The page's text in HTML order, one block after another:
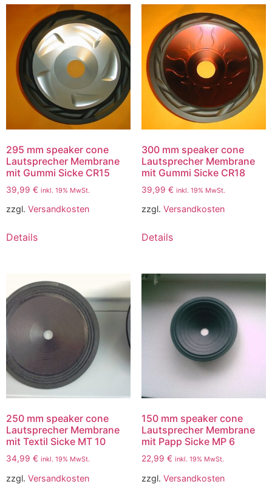
295 mm speaker cone
Lautsprecher Membrane
mit Gummi Sicke CR15
39,99 € inkl. 19% MwSt.
zzgl. Versandkosten
Details
300 mm speaker cone
Lautsprecher Membrane
mit Gummi Sicke CR18
39,99 € inkl. 19% MwSt.
zzgl. Versandkosten
Details
250 mm speaker cone
Lautsprecher Membrane
mit Textil Sicke MT 10
34,99 € inkl. 19% MwSt.
zzgl. Versandkosten
150 mm speaker cone
Lautsprecher Membrane
mit Papp Sicke MP 6
22,99 € inkl. 19% MwSt.
zzgl. Versandkosten